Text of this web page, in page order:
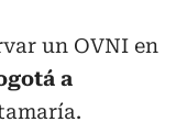
un OVNI en
a